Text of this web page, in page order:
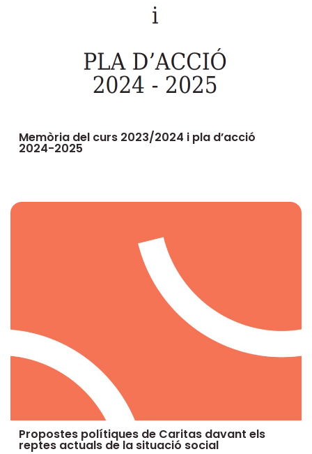
Memòria del curs 2023/2024 i pla d’acció
2024-2025
Propostes polítiques de Caritas davant els
reptes actuals de la situació social